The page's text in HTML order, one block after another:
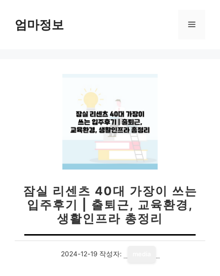
엄마정보 메
잠실 리센츠 40대 가장이 쓰는
입주후기 | 출퇴근, 교육환경,
생활인프라 총정리
2024-12-19 작성자: